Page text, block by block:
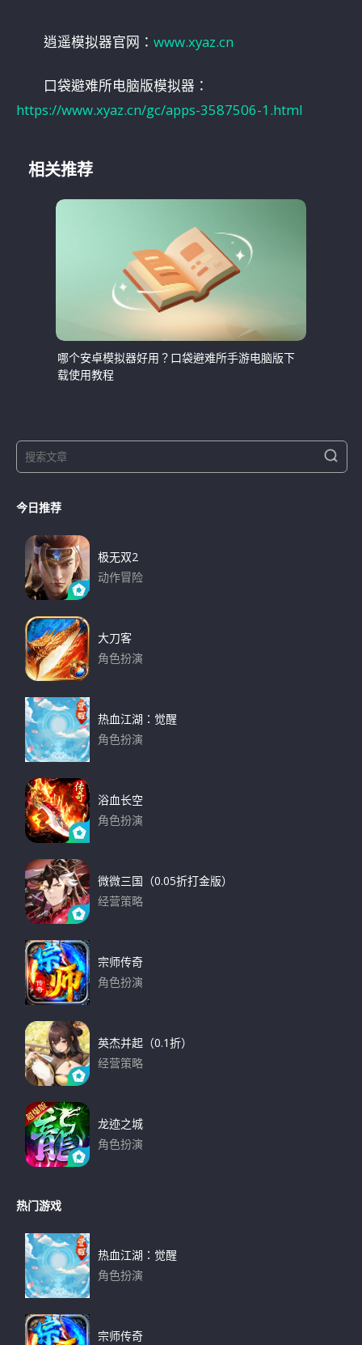
逍遥模拟器官网： www.xyaz.cn
口袋避难所电脑版模拟器：
https://www.xyaz.cn/gc/apps-3587506-1.html
相关推荐
哪个安卓模拟器好用？口袋避难所手游电脑版下
载使用教程
e
r
S
e
今日推荐
极无双2
动作冒险
大刀客
角色扮演
热血江湖：觉醒
角色扮演
浴血长空
角色扮演
微微三国（0.05折打金版）
经营策略
宗师传奇
角色扮演
英杰并起（0.1折）
经营策略
龙迹之城
角色扮演
热门游戏
热血江湖：觉醒
角色扮演
宗师传奇